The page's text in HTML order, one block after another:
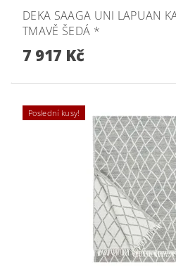
DEKA SAAGA UNI LAPUAN
TMAVĚ ŠEDÁ *
7 917 Kč
Poslední kusy!